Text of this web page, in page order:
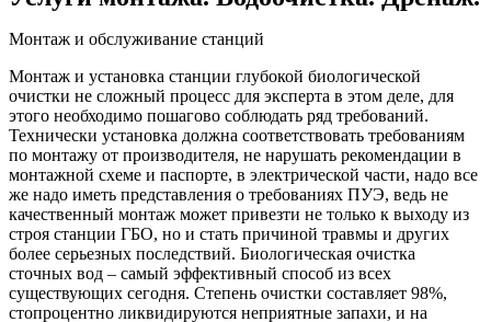
Монтаж и обслуживание станций
Монтаж и установка станции глубокой биологической
очистки не сложный процесс для эксперта в этом деле, для
этого необходимо пошагово соблюдать ряд требований.
Технически установка должна соответствовать требованиям
по монтажу от производителя, не нарушать рекомендации в
монтажной схеме и паспорте, в электрической части, надо все
же надо иметь представления о требованиях ПУЭ, ведь не
качественный монтаж может привезти не только к выходу из
строя станции ГБО, но и стать причиной травмы и других
более серьезных последствий. Биологическая очистка
сточных вод – самый эффективный способ из всех
существующих сегодня. Степень очистки составляет 98%,
стопроцентно ликвидируются неприятные запахи, и на